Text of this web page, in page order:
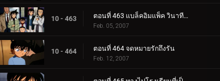
10 - 463 ตอนที่ 463 แบล็คอิมแพ็ค วินาทีที่อยู่ในเงื้อมมือองค์กร (ตอนพิเศษ ตอนจบ) ยอดนักสืบจิ๋วโคนัน เดอะซ.
Feb. 05, 2007
10 - 464 ตอนที่ 464 จดหมายรักถึงรัน
Feb. 12, 2007